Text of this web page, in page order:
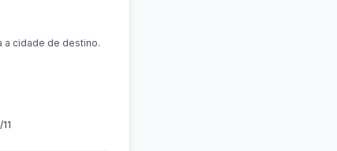
a cidade de destino.